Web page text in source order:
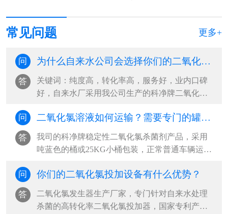
常见问题 更多+
问 为什么自来水公司会选择你们的二氧化氯杀菌剂？
答
关键词：纯度高，转化率高，服务好，业内口碑
好，自来水厂采用我公司生产的科净牌二氧化氯
问 二氧化氯溶液如何运输？需要专门的罐车吗？
答
我司的科净牌稳定性二氧化氯杀菌剂产品，采用
吨蓝色的桶或25KG小桶包装，正常普通车辆运输
问 你们的二氧化氯投加设备有什么优势？
答
二氧化氯发生器生产厂家，专门针对自来水处理
杀菌的高转化率二氧化氯投加器，国家专利产品